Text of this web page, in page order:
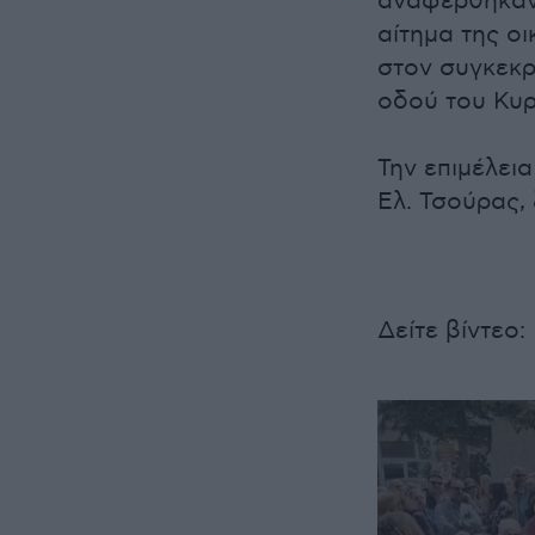
αίτημα της
στον
οδού του
Την
Ελ. Τσούρας,
Δείτε βίντεο: